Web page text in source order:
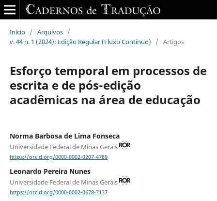
Início / Arquivos /
v. 44 n. 1 (2024): Edição Regular (Fluxo Contínuo)
/ Artigos
Esforço temporal em processos de
escrita e de pós-edição
acadêmicas na área de educação
Norma Barbosa de Lima Fonseca
Universidade Federal de Minas Gerais
https://orcid.org/0000-0002-0207-4789
Leonardo Pereira Nunes
Universidade Federal de Minas Gerais
https://orcid.org/0000-0002-0678-7137